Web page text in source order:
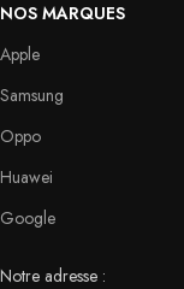
NOS MARQUES
Apple
Samsung
Oppo
Huawei
Google
Notre adresse :